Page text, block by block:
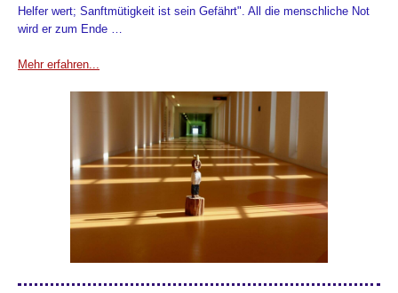
Helfer wert; Sanftmütigkeit ist sein Gefährt". All die menschliche Not
wird er zum Ende …
Mehr erfahren...